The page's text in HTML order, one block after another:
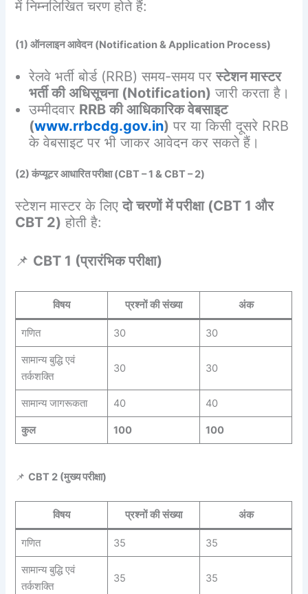
में निम्नलिखित चरण होते हैं:
(1) ऑनलाइन आवेदन (Notification & Application Process)
रेलवे भर्ती बोर्ड (RRB) समय-समय परस्टेशन मास्टर
भर्ती की अधिसूचना (Notification) जारी करता है।
उम्मीदवार RRB की आधिकारिक वेबसाइट
(www.rrbcdg.gov.in) पर या किसी दूसरे RRB
के वेबसाइट पर भी जाकर आवेदन कर सकते हैं।
(2) कंप्यूटर आधारित परीक्षा (CBT – 1 & CBT – 2)
स्टेशन मास्टर के लिएदो चरणों में परीक्षा (CBT 1 और
CBT 2) होती है:
📌 CBT 1 (प्रारंभिक परीक्षा)
विषय प्रश्नों की संख्या अंक
गणित 30 30
सामान्य बुद्धि एवं
तर्कशक्ति
30 30
सामान्य जागरूकता 40 40
कुल 100 100
📌CBT 2 (मुख्य परीक्षा)
विषय प्रश्नों की संख्या अंक
गणित 35 35
सामान्य बुद्धि एवं
तर्कशक्ति
35 35